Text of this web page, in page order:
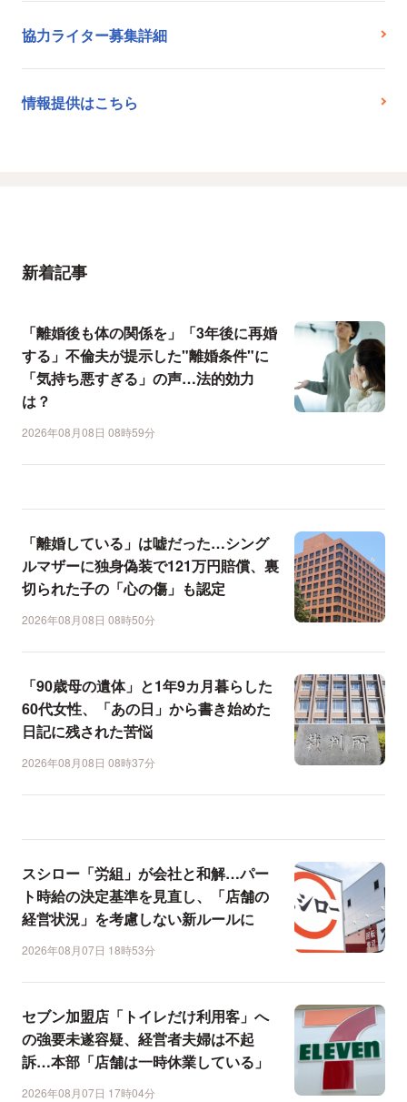
協力ライター募集詳細
情報提供はこちら
新着記事
「離婚後も体の関係を」「3年後に再婚
する」不倫夫が提示した"離婚条件"に
「気持ち悪すぎる」の声…法的効力
は？
2026年08月08日 08時59分
「離婚している」は嘘だった…シング
ルマザーに独身偽装で121万円賠償、裏
切られた子の「心の傷」も認定
2026年08月08日 08時50分
「90歳母の遺体」と1年9カ月暮らした
60代女性、「あの日」から書き始めた
日記に残された苦悩
2026年08月08日 08時37分
スシロー「労組」が会社と和解…パー
ト時給の決定基準を見直し、「店舗の
経営状況」を考慮しない新ルールに
2026年08月07日 18時53分
セブン加盟店「トイレだけ利用客」へ
の強要未遂容疑、経営者夫婦は不起
訴…本部「店舗は一時休業している」
2026年08月07日 17時04分